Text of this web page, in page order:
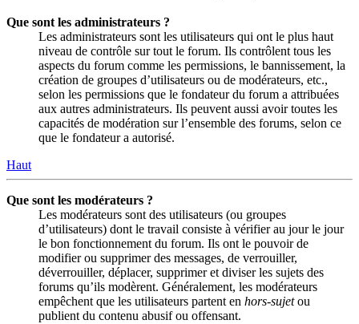
Que sont les administrateurs ?
Les administrateurs sont les utilisateurs qui ont le plus haut
niveau de contrôle sur tout le forum. Ils contrôlent tous les
aspects du forum comme les permissions, le bannissement, la
création de groupes d’utilisateurs ou de modérateurs, etc.,
selon les permissions que le fondateur du forum a attribuées
aux autres administrateurs. Ils peuvent aussi avoir toutes les
capacités de modération sur l’ensemble des forums, selon ce
que le fondateur a autorisé.
Haut
Que sont les modérateurs ?
Les modérateurs sont des utilisateurs (ou groupes
d’utilisateurs) dont le travail consiste à vérifier au jour le jour
le bon fonctionnement du forum. Ils ont le pouvoir de
modifier ou supprimer des messages, de verrouiller,
déverrouiller, déplacer, supprimer et diviser les sujets des
forums qu’ils modèrent. Généralement, les modérateurs
empêchent que les utilisateurs partent en hors-sujetou
publient du contenu abusif ou offensant.